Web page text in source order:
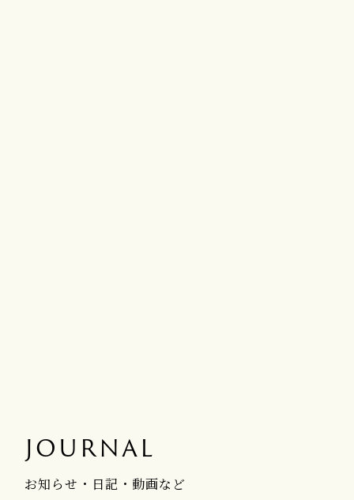
JOURNAL
お知らせ・日記・動画など